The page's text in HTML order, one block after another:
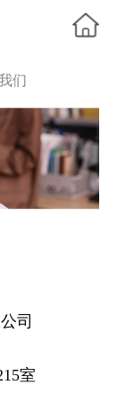
们
司
室